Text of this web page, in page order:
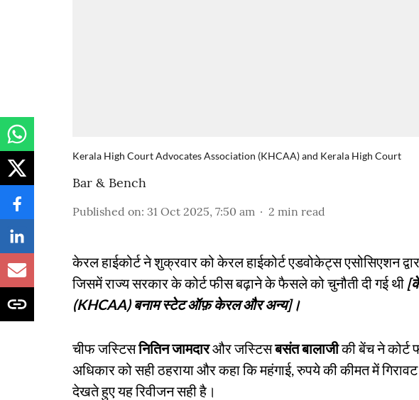
Kerala High Court Advocates Association (KHCAA) and Kerala High Court
Bar & Bench
Published on: 31 Oct 2025, 7:50 am 2 min read
केरल हाईकोर्ट ने शुक्रवार को केरल हाईकोर्ट एडवोकेट्स एसोसिएशन
जिसमें राज्य सरकार के कोर्ट फीस बढ़ाने के फैसले को चुनौती दी गई थी
(KHCAA) बनाम स्टेट ऑफ़ केरल और अन्य]।
चीफ जस्टिसनितिन जामदारऔर जस्टिसबसंत बालाजीकी बेंच ने कोर्ट
अधिकार को सही ठहराया और कहा कि महंगाई, रुपये की कीमत में
देखते हुए यह रिवीजन सही है।